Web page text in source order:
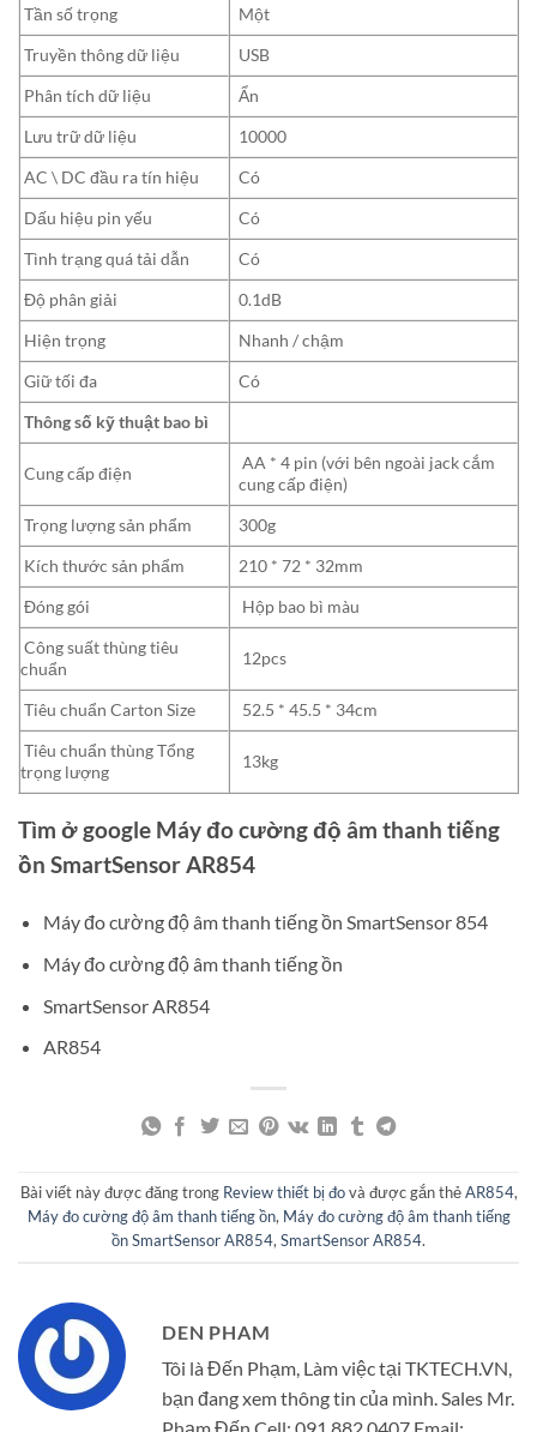
Tần số trọng
Một
Truyền thông dữ liệu
USB
Phân tích dữ liệu
Ẩn
Lưu trữ dữ liệu
10000
AC \ DC đầu ra tín hiệu
Có
Dấu hiệu pin yếu
Có
Tình trạng quá tải dẫn
Có
Độ phân giải
0.1dB
Hiện trọng
Nhanh / chậm
Giữ tối đa
Có
Thông số kỹ thuật bao bì
Cung cấp điện
AA * 4 pin (với bên ngoài jack cắm
cung cấp điện)
Trọng lượng sản phẩm
300g
Kích thước sản phẩm
210 * 72 * 32mm
Đóng gói
Hộp bao bì màu
Công suất thùng tiêu
chuẩn
12pcs
Tiêu chuẩn Carton Size
52.5 * 45.5 * 34cm
Tiêu chuẩn thùng Tổng
trọng lượng
13kg
Tìm ở google Máy đo cường độ âm thanh tiếng
ồn SmartSensor AR854
Máy đo cường độ âm thanh tiếng ồn SmartSensor 854
Máy đo cường độ âm thanh tiếng ồn
SmartSensor AR854
AR854
Bài viết này được đăng trong Review thiết bị đovà được gắn thẻAR854,
Máy đo cường độ âm thanh tiếng ồn, Máy đo cường độ âm thanh tiếng
ồn SmartSensor AR854,SmartSensor AR854.
DEN PHAM
Tôi là Đến Phạm, Làm việc tại TKTECH.VN,
bạn đang xem thông tin của mình. Sales Mr.